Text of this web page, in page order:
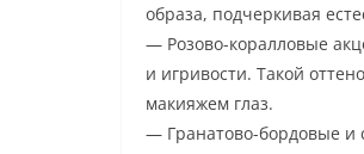
образа, подчеркивая
— Розово-коралловые
и игривости. Такой
макияжем глаз.
— Гранатово-бордовые и